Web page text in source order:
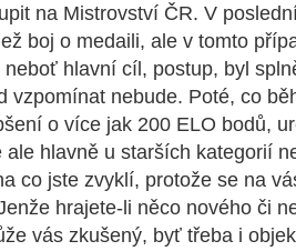
na Mistrovství ČR. V
boj o medaili, ale v tomto
hlavní cíl, postup, byl
vzpomínat nebude. Poté, co
o více jak 200 ELO bodů,
ale hlavně u starších kategorií
co jste zvyklí, protože se na
hrajete-li něco nového či
vás zkušený, byť třeba i